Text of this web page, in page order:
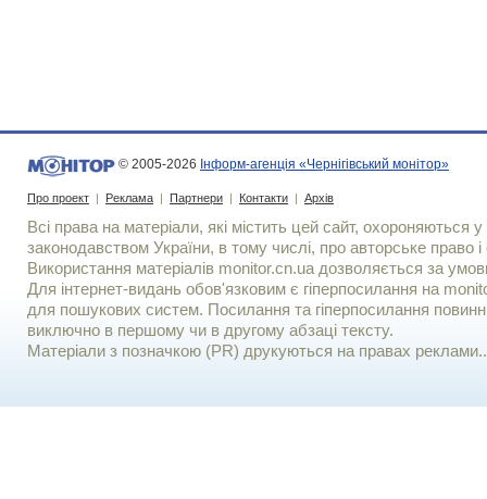
© 2005-2026 Інформ-агенція «Чернігівський монітор»
Про проект | Реклама | Партнери | Контакти | Архів
Всі права на матеріали, які містить цей сайт, охороняються у
законодавством України, в тому числі, про авторське право і
Використання матерiалiв monitor.cn.ua дозволяється за
Для iнтернет-видань обов'язковим є гiперпосилання на
для пошукових систем. Посилання та гіперпосилання
виключно в першому чи в другому абзаці тексту.
Матеріали з позначкою (PR) друкуються на правах реклами..